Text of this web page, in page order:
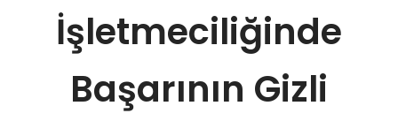
İşletmeciliğinde
Başarının Gizli